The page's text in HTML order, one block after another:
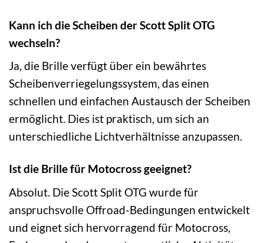
Kann ich die Scheiben der Scott Split OTG
wechseln?
Ja, die Brille verfügt über ein bewährtes
Scheibenverriegelungssystem, das einen
schnellen und einfachen Austausch der Scheiben
ermöglicht. Dies ist praktisch, um sich an
unterschiedliche Lichtverhältnisse anzupassen.
Ist die Brille für Motocross geeignet?
Absolut. Die Scott Split OTG wurde für
anspruchsvolle Offroad-Bedingungen entwickelt
und eignet sich hervorragend für Motocross,